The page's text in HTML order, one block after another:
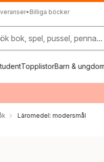
• Billiga böcker
bok, spel, pussel, penna...
TopplistorBarn & ungdom
Läromedel: modersmål